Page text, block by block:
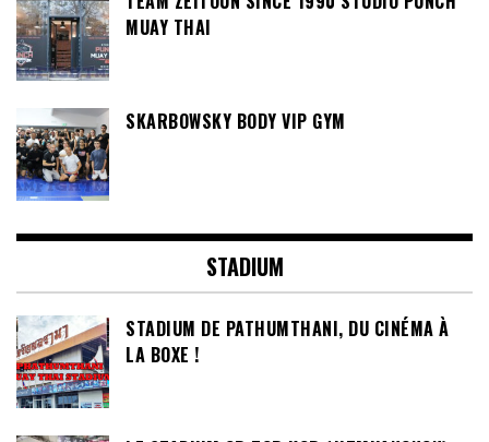
MUAY THAI
SKARBOWSKY BODY VIP GYM
STADIUM
STADIUM DE PATHUMTHANI, DU CINÉMA À
LA BOXE !